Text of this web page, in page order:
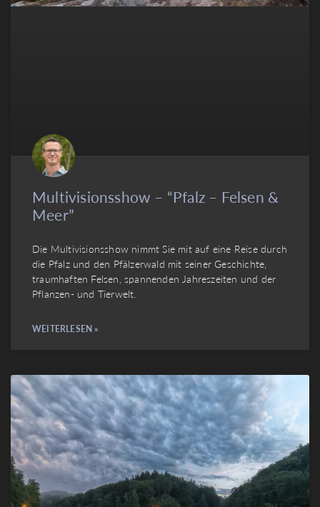
Multivisionsshow – “Pfalz – Felsen &
Meer”
Die Multivisionsshow nimmt Sie mit auf eine Reise durch
die Pfalz und den Pfälzerwald mit seiner Geschichte,
traumhaften Felsen, spannenden Jahreszeiten und der
Pflanzen- und Tierwelt.
WEITERLESEN »